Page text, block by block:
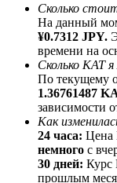
Реферал
Пригласите
Сколько
На данный
¥0.7312 JPY.
времени на
Сколько KAT
По текущему
1.36761487
зависимости
Как
24 часа: Цена
немного с
30 дней: Курс
прошлым